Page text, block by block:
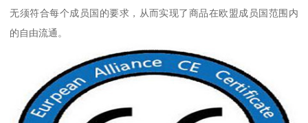
无须符合每个成员国的要求，从而实现了商品在欧盟成员国范围内
的自由流通。